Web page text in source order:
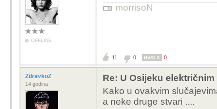
OFFLINE
morrisoN
11 0 HVALA 0
ZdravkoZ
14 godina
Re: U Osijeku
Kako u ovakvim
a neke druge stvari ....